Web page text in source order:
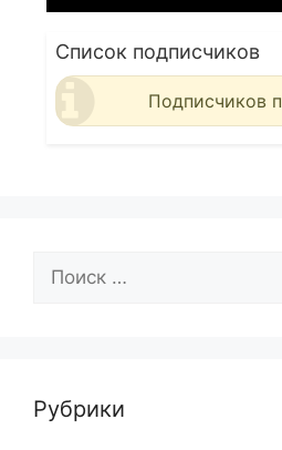
Список подписчиков
Подписчиков
Поиск:
Рубрики